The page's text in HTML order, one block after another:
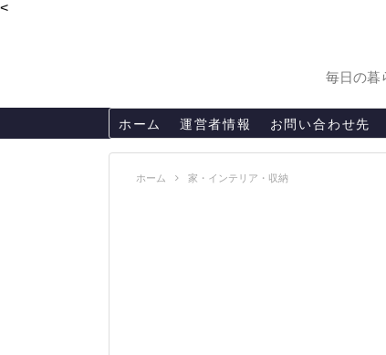
<
毎日の暮
ホーム 運営者情報 お問い合わせ先
ホーム 家・インテリア・収納